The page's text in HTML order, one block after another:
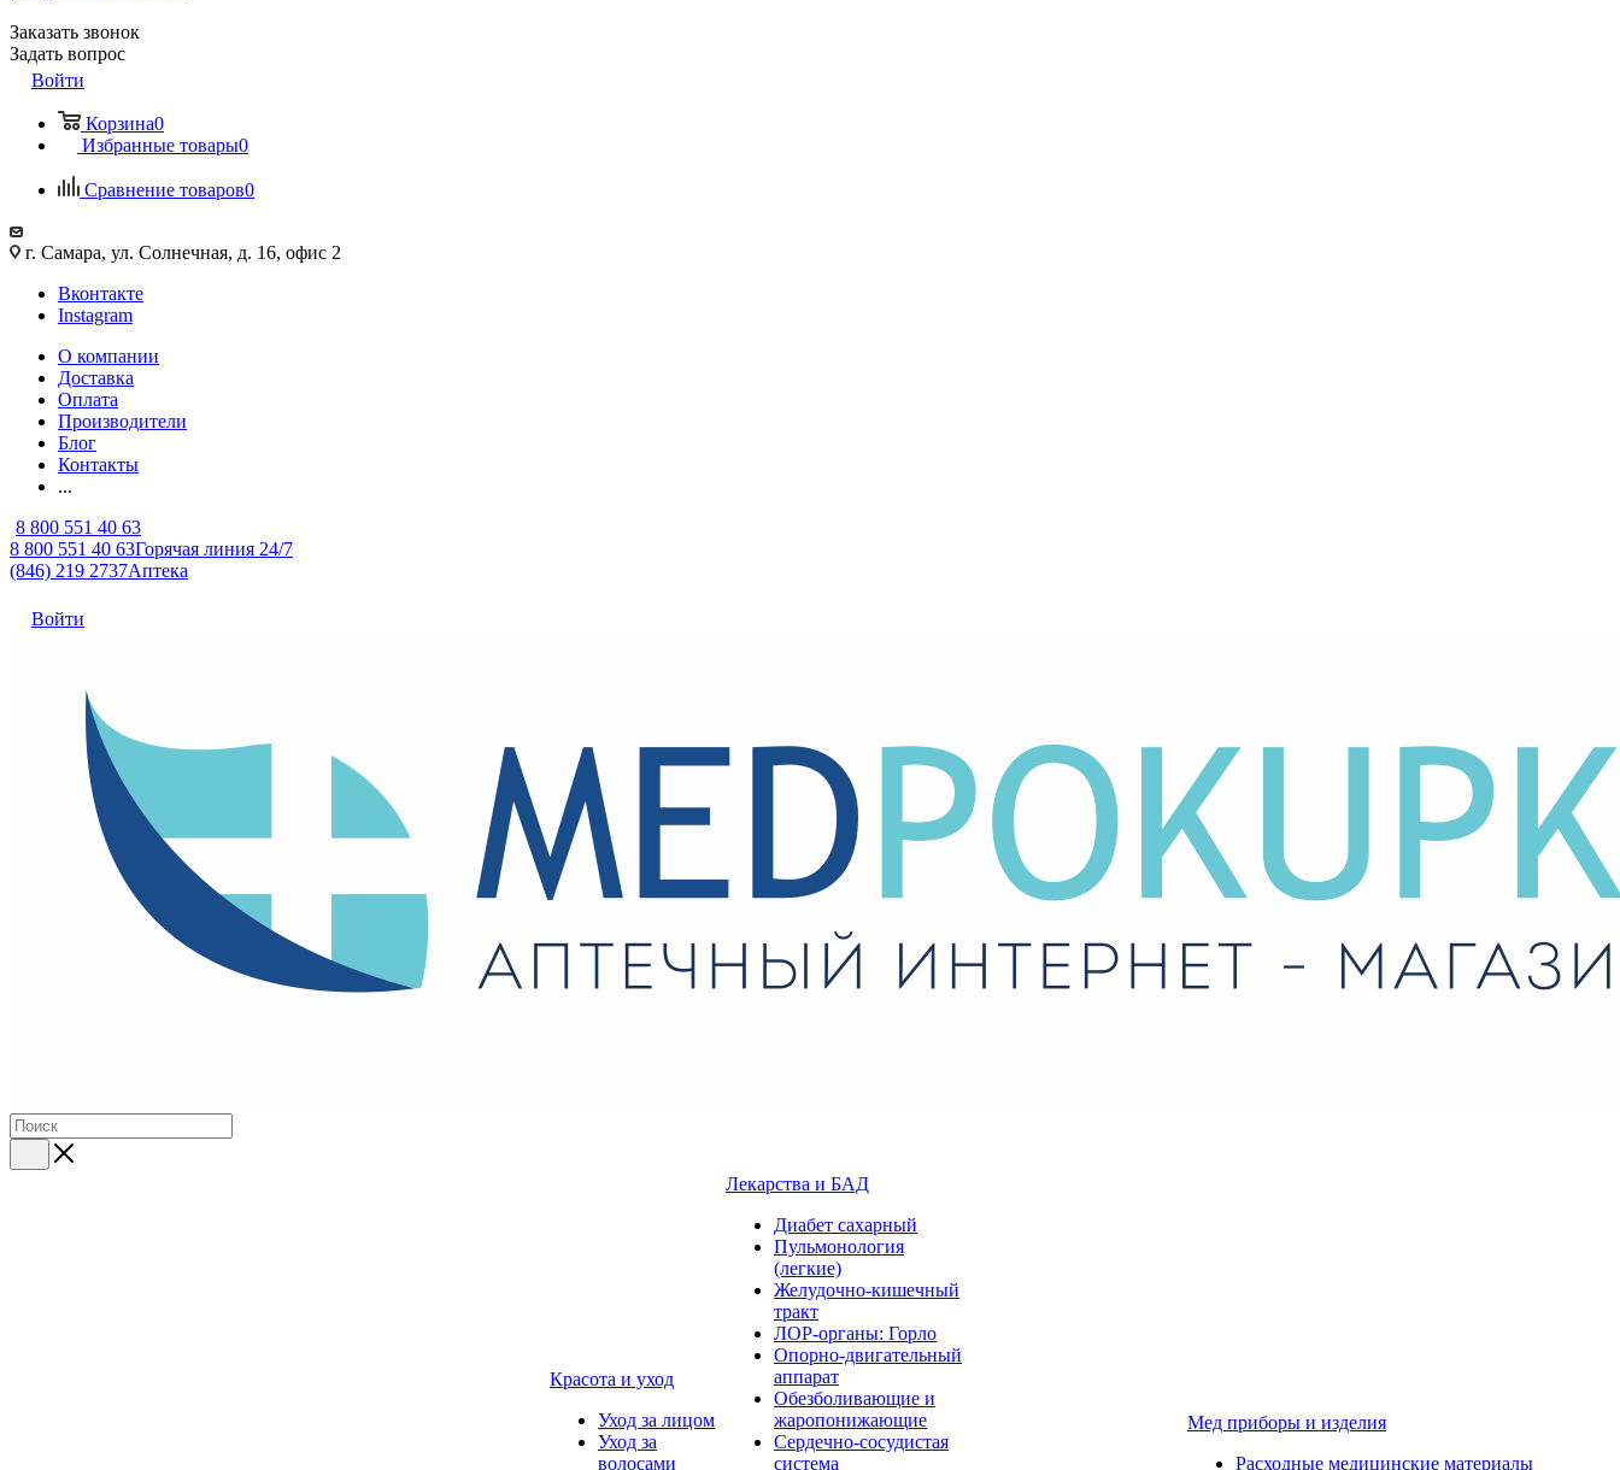
Заказать звонок
Задать вопрос
Войти
Корзина0
Избранные товары0
Сравнение товаров0
г. Самара, ул. Солнечная, д. 16, офис 2
Вконтакте
Instagram
О компании
Доставка
Оплата
Производители
Блог
Контакты
...
8 800 551 40 63
8 800 551 40 63Горячая линия 24/7
(846) 219 2737Аптека
Войти
Красота и уход
Уход за лицом
Уход за
волосами
Лекарства и БАД
Диабет сахарный
Пульмонология
(легкие)
Желудочно-кишечный
тракт
ЛОР-органы: Горло
Опорно-двигательный
аппарат
Обезболивающие и
жаропонижающие
Сердечно-сосудистая
система
Мед приборы и изделия
Расходные медицинские материалы